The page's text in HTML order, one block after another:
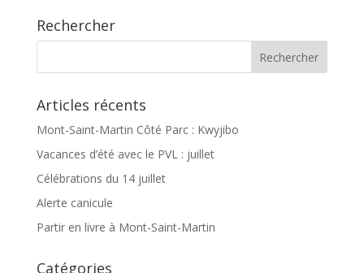
Rechercher
Articles récents
Mont-Saint-Martin Côté Parc : Kwyjibo
Vacances d’été avec le PVL : juillet
Célébrations du 14 juillet
Alerte canicule
Partir en livre à Mont-Saint-Martin
Catégories